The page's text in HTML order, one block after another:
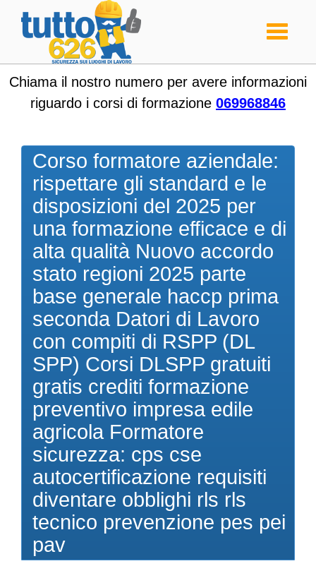
Toggle
Chiama il nostro numero per avere informazioni
riguardo i corsi di formazione 069968846
Corso formatore aziendale:
rispettare gli standard e le
disposizioni del 2025 per
una formazione efficace e di
alta qualità Nuovo accordo
stato regioni 2025 parte
base generale haccp prima
seconda Datori di Lavoro
con compiti di RSPP (DL
SPP) Corsi DLSPP gratuiti
gratis crediti formazione
preventivo impresa edile
agricola Formatore
sicurezza: cps cse
autocertificazione requisiti
diventare obblighi rls rls
tecnico prevenzione pes pei
pav